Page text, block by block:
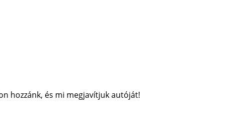
hozzánk, és mi megjavítjuk autóját!